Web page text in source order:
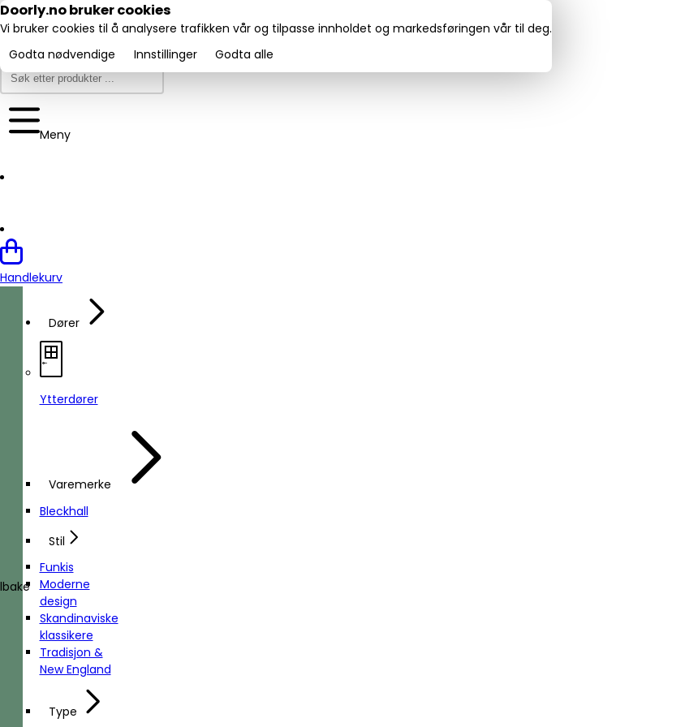
Trustpilot
Utmerket:
4.6/5
Meny
Handlekurv
Dører
Ytterdører
Varemerke
Bleckhall
Stil
Funkis
Moderne
design
Skandinaviske
klassikere
Tradisjon &
New England
Type
Doorly.no bruker cookies
Vi bruker cookies til å analysere trafikken vår og tilpasse innholdet og markedsføringen vår til deg.
Godta nødvendige
Innstillinger Godta alle